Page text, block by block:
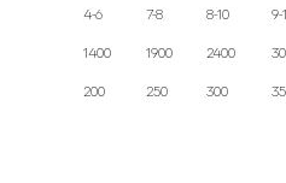
4-6 7-8 8-10 9-
1400 1900 2400
200 250 300